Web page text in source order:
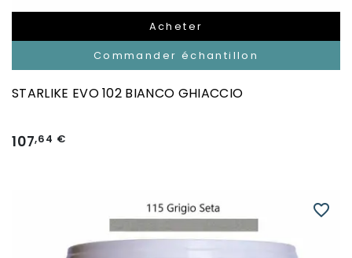
Acheter
Commander échantillon
STARLIKE EVO 102 BIANCO GHIACCIO
107,64 €
favorite_border